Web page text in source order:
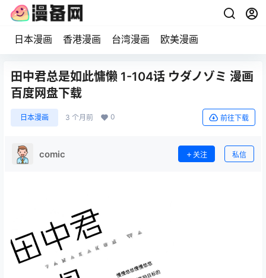
日本漫画 香港漫画 台湾漫画 欧美漫画
田中君总是如此慵懒 1-104话 ウダノゾミ 漫画
百度网盘下载
日本漫画 3 个月前 0 前往下载
comic 关注 私信